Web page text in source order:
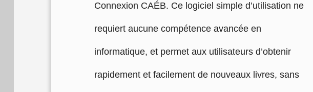
Connexion CAÉB. Ce logiciel simple d’utilisation ne
requiert aucune compétence avancée en
informatique, et permet aux utilisateurs d’obtenir
rapidement et facilement de nouveaux livres, sans